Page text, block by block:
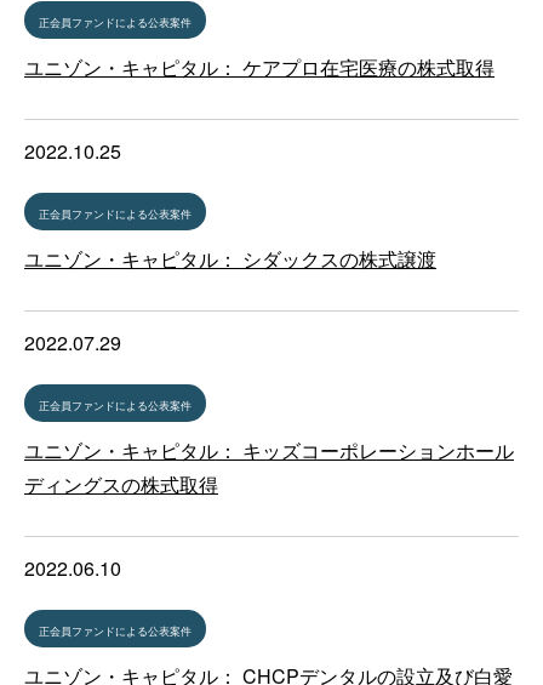
正会員ファンドによる公表案件
ユニゾン・キャピタル： ケアプロ在宅医療の株式取得
2022.10.25
正会員ファンドによる公表案件
ユニゾン・キャピタル： シダックスの株式譲渡
2022.07.29
正会員ファンドによる公表案件
ユニゾン・キャピタル： キッズコーポレーションホール
ディングスの株式取得
2022.06.10
正会員ファンドによる公表案件
ユニゾン・キャピタル： CHCPデンタルの設立及び白愛